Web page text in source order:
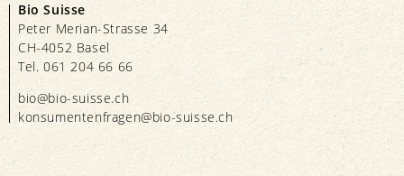
Bio Suisse
Peter Merian-Strasse 34
CH-4052 Basel
Tel. 061 204 66 66
bio@bio-suisse.ch
konsumentenfragen@bio-suisse.ch